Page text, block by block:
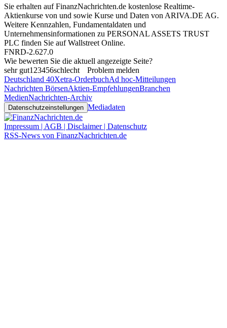
Sie erhalten auf FinanzNachrichten.de kostenlose Realtime-
Aktienkurse von und sowie Kurse und Daten von ARIVA.DE AG.
Weitere Kennzahlen, Fundamentaldaten und
Unternehmensinformationen zu PERSONAL ASSETS TRUST
PLC finden Sie aufWallstreet Online.
FNRD-2.627.0
Wie bewerten Sie die aktuell angezeigte Seite?
sehr gut1 23456schlecht
Problem melden
Deutschland 40Xetra-OrderbuchAd hoc-Mitteilungen
Nachrichten BörsenAktien-EmpfehlungenBranchen
MedienNachrichten-Archiv
Datenschutzeinstellungen Mediadaten
Impressum | AGB | Disclaimer | Datenschutz
RSS-News von FinanzNachrichten.de